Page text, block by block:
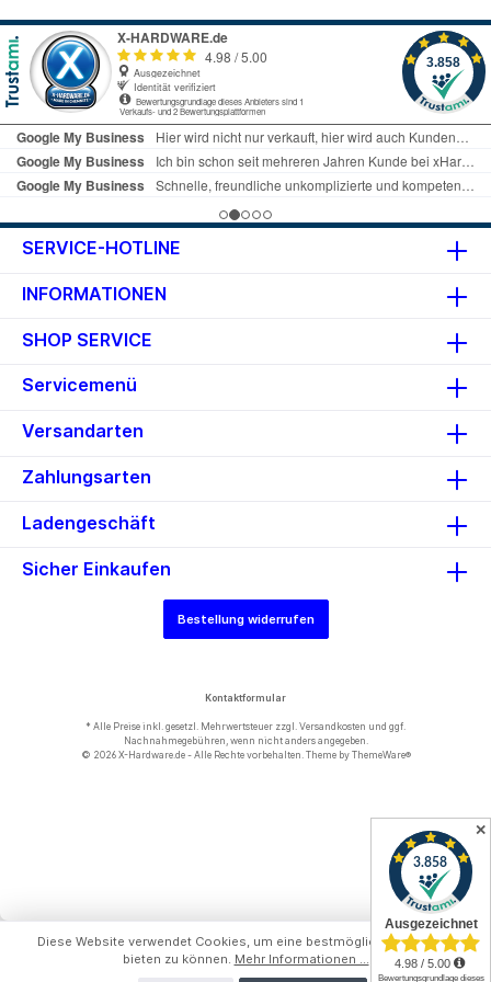
(USB 3.2 Gen 1, intern) zu 1x USB
3.1 (USB 3.2 Gen 2, intern)
Geschwindigkeit: max. 5 Gbit/s
Gewinkelt: 90 Grad Info beim
Hersteller
SERVICE-HOTLINE
INFORMATIONEN
SHOP SERVICE
Servicemenü
Versandarten
Zahlungsarten
Ladengeschäft
Sicher Einkaufen
Bestellung widerrufen
Kontaktformular
* Alle Preise inkl. gesetzl. Mehrwertsteuer zzgl. Versandkosten und ggf.
Nachnahmegebühren, wenn nicht anders angegeben.
© 2026 X-Hardware.de - Alle Rechte vorbehalten. Theme byThemeWare®
Diese Website verwendet Cookies, um eine bestmögliche Erfahrung
bieten zu können. Mehr Informationen ...
✕